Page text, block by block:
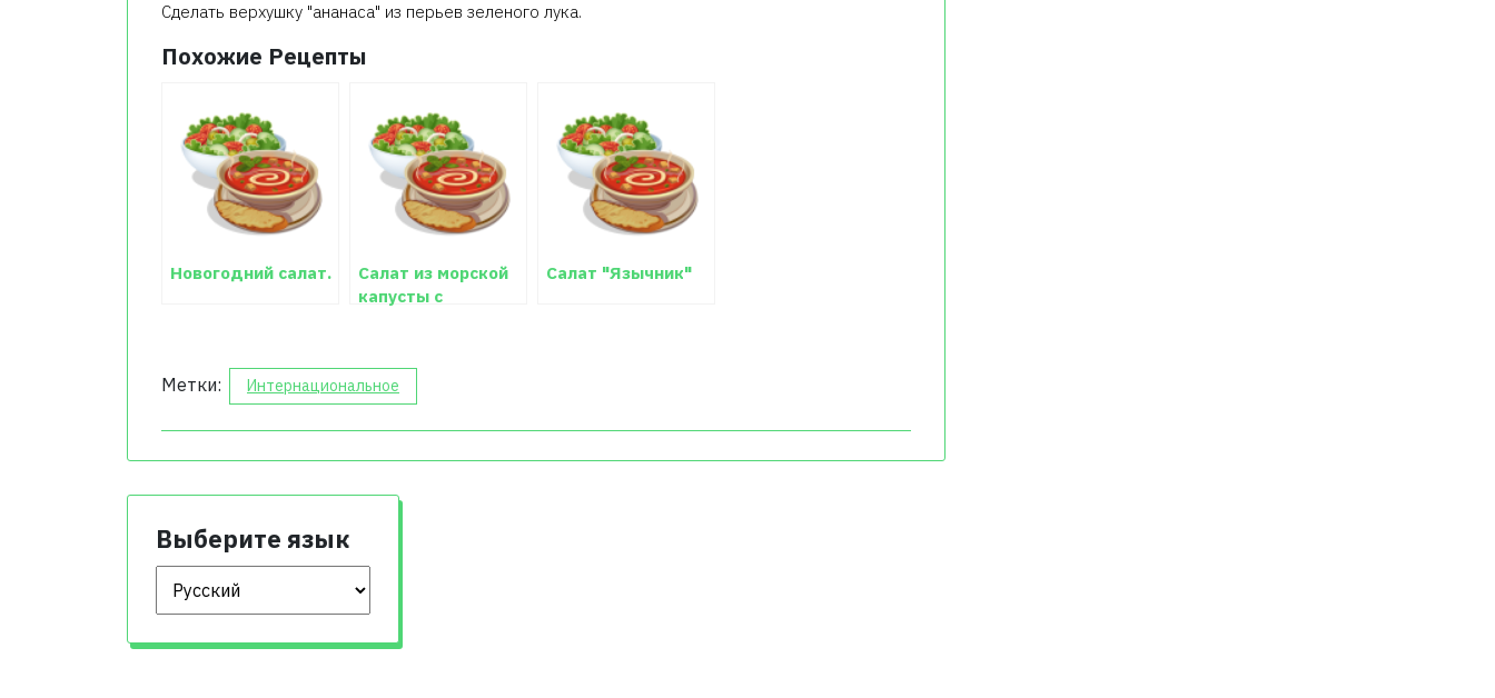
Сделать верхушку "ананаса" из перьев зеленого лука.
Похожие Рецепты
Новогодний салат.
Салат из морской
капусты с
Салат "Язычник"
Метки: Интернациональное
Выберите язык
Выберите язык